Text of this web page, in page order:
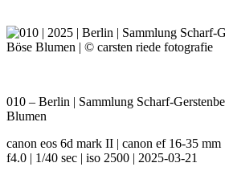
010 – Berlin | Sammlung Scharf-
Blumen
canon eos 6d mark II | canon ef 16-35 mm
f4.0 | 1/40 sec | iso 2500 | 2025-03-21